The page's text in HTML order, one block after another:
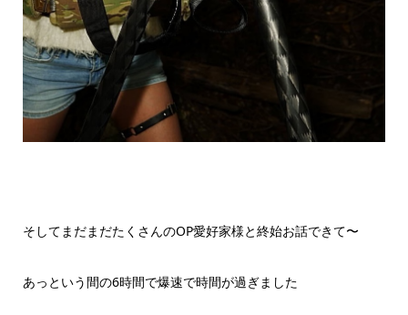
そしてまだまだたくさんのOP愛好家様と終始お話できて〜
あっという間の6時間で爆速で時間が過ぎました